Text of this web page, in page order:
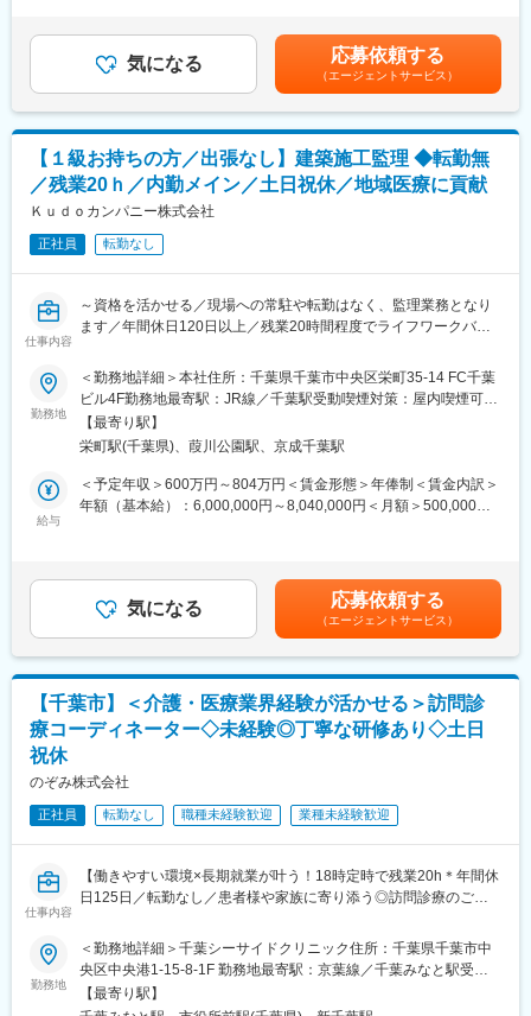
※製品は、機械・電気・油圧・バッテリー・操作盤等で構成されま
す。
■フィールドサービススタッフ17名（テクニカルサービス部全体
31名）
※医療機器取り扱いの経験は必要ありません。
※異業界転職者も多数活躍中です！
例）複合機、家電製品、厨房機器、自動車、建設機械、重電機
械 等
【豊富な福利厚生】
■住宅補助手当 / 会社規程に該当の場合
(30歳まで15,000円/月、35歳まで10,000円/月)
■確定拠出型年金制度（DC)
■退職金制度
■保養所（多数) など
・社内外の調整・折衝 (配送業者・資材業者とのコスト・納期に
対する交渉など)
■各種実務の管理監督
■入出荷システム、バーコード管理業務
■医療器械の貸し出し業務
※ 千葉工場内にあるロジスティクスセンターに勤務頂きますが、
羽田にも少数事業所があり、両事業所の管理監督を行います。
【当社のロジスティクスセンターについて】
■ロジスティクスセンターは、千場工場で製造された手術台や関連
インプラント等の医療機器を集約し、受注に基づいて日本と世界
各国へ出荷しています。
製品群があり、規格や出荷国の言語に応じたラベルや同梱書類を
取り扱うのが特徴です。
【所属組織の構成】
【豊富な福利厚生】
■退職金制度
■保養所（多数) など
【企業魅力／当社について】
■世界初の全油圧式手術台 ～ 医療先進国である日本・アメリカで
手術台トップクラス・シェア
■脳動脈瘤「杉田クリップ」 ～ 国内約70％・世界約40％のシェ
■日本人の骨格に合わせた骨折や骨格矯正の治療用インプラント・
プレートの開発
変更の範囲：会社の定める業務
選考を通じて上下する可能性があります。・業績加算賞与の制度
があり、年収は平均的な加算賞与を含みます。・残業代別途支給
(管理職採用の場合支給なし)賃金はあくまでも目安の金額であり、
選考を通じて上下する可能性があります。月給(月額)は固定手当を
含めた表記です。
気になる 応募依頼する
（エージェントサービス）
【１級お持ちの方／出張なし】建築施工監理 ◆転勤無
／残業20ｈ／内勤メイン／土日祝休／地域医療に貢献
Ｋｕｄｏカンパニー株式会社
正社員 転勤なし
仕事内容
～資格を活かせる／現場への常駐や転勤はなく、監理業務となり
ます／年間休日120日以上／残業20時間程度でライフワークバラ
■業務概要：
病院やクリニック、介護施設の建て替え、新築工事の施工監理を
おまかせします。お客さまとの打ち合わせの段階から参加するの
で、経験やスキルを存分に活かし、裁量のある仕事ができます。1
案件あたりの施工期間は3か月～2年程度で様々です。
また、現場には下請け業者が常駐しているため、現場常駐の必要
はございません。業務時間の内2割～3割ほど現場に足をお運びい
■同ポジションの魅力：
・自身が関わる影響力を感じられる
病院利用者からの感謝の声や、実際に関わった病院に人が集まる
■組織構成：
従業員13名、20代から60代の年代が幅広く活躍しています。
■キャリアアップについて
に上司についていき、少しずつできる業務の幅を増やしていただ
■働き方：＜社員の働きやすい環境づくりに積極的に取り組んでい
ます＞
バランスが整います。案件は関東圏内のため出張は基本的にあり
ません（既存顧客が地方進出する際に稀に発生する程度／千葉エ
リア中心）。
勤務地
＜勤務地詳細＞本社住所：千葉県千葉市中央区栄町35-14 FC千葉
ビル4F勤務地最寄駅：JR線／千葉駅受動喫煙対策：屋内喫煙可能
場所あり
【最寄り駅】
栄町駅(千葉県)、葭川公園駅、京成千葉駅
給与
＜予定年収＞600万円～804万円＜賃金形態＞年俸制＜賃金内訳＞
年額（基本給）：6,000,000円～8,040,000円＜月額＞500,000円
額であり、選考を通じて上下する可能性があります。月給(月額)は
固定手当を含めた表記です。
気になる 応募依頼する
（エージェントサービス）
【千葉市】＜介護・医療業界経験が活かせる＞訪問診
療コーディネーター◇未経験◎丁寧な研修あり◇土日
祝休
のぞみ株式会社
正社員 転勤なし 職種未経験歓迎 業種未経験歓迎
仕事内容
【働きやすい環境×長期就業が叶う！18時定時で残業20h＊年間休
日125日／転勤なし／患者様や家族に寄り添う◎訪問診療のご紹
★介護・医療の業界経験を活かしながら、患者様・ご家族・施設
をつなぐ地域医療のコーディネーターとして活躍いただきます。
働き方改善や、長期就業が叶うポジションです★
勤務地
＜勤務地詳細＞千葉シーサイドクリニック住所：千葉県千葉市中
央区中央港1-15-8-1F 勤務地最寄駅：京葉線／千葉みなと駅受動
喫煙対策：屋内全面禁煙変更の範囲：会社の定める事業所
【最寄り駅】